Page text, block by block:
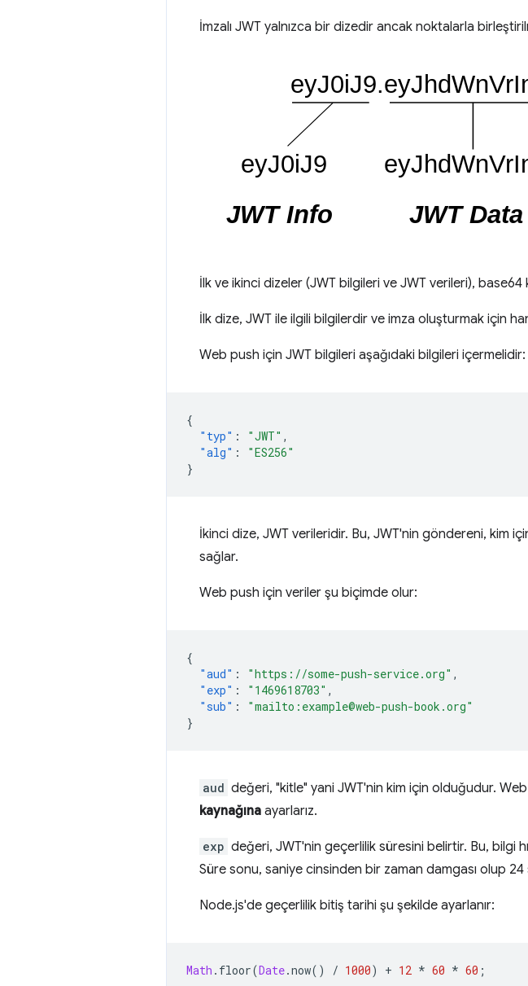
İmzalı JWT yalnızca bir dizedir ancak noktalarla
İlk ve ikinci dizeler (JWT bilgileri ve JWT verileri), base64
İlk dize, JWT ile ilgili bilgilerdir ve imza oluşturmak için
Web push için JWT bilgileri aşağıdaki bilgileri içermelidir:
{
"typ" : "JWT" ,
"alg" :
"ES256"
}
İkinci dize, JWT verileridir. Bu, JWT'nin göndereni, kim
sağlar.
Web push için veriler şu biçimde olur:
{
"aud" : "https://some-push-service.org" ,
"exp" : "1469618703" ,
"sub" :
"mailto:example@web-push-book.org"
}
aud değeri, "kitle" yani JWT'nin kim için olduğudur.
kaynağına ayarlarız.
exp değeri, JWT'nin geçerlilik süresini belirtir. Bu, bilgi
Süre sonu, saniye cinsinden bir zaman damgası olup 24
Node.js'de geçerlilik bitiş tarihi şu şekilde ayarlanır:
Math . floor(Date.now() / 1000) + 12 * 60 * 60 ;